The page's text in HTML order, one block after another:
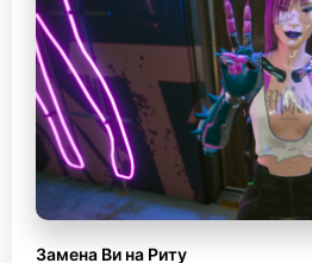
Замена Ви на Риту